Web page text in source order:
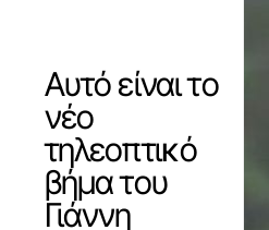
Αυτό είναι το
νέο
τηλεοπτικό
βήμα του
Γιάννη